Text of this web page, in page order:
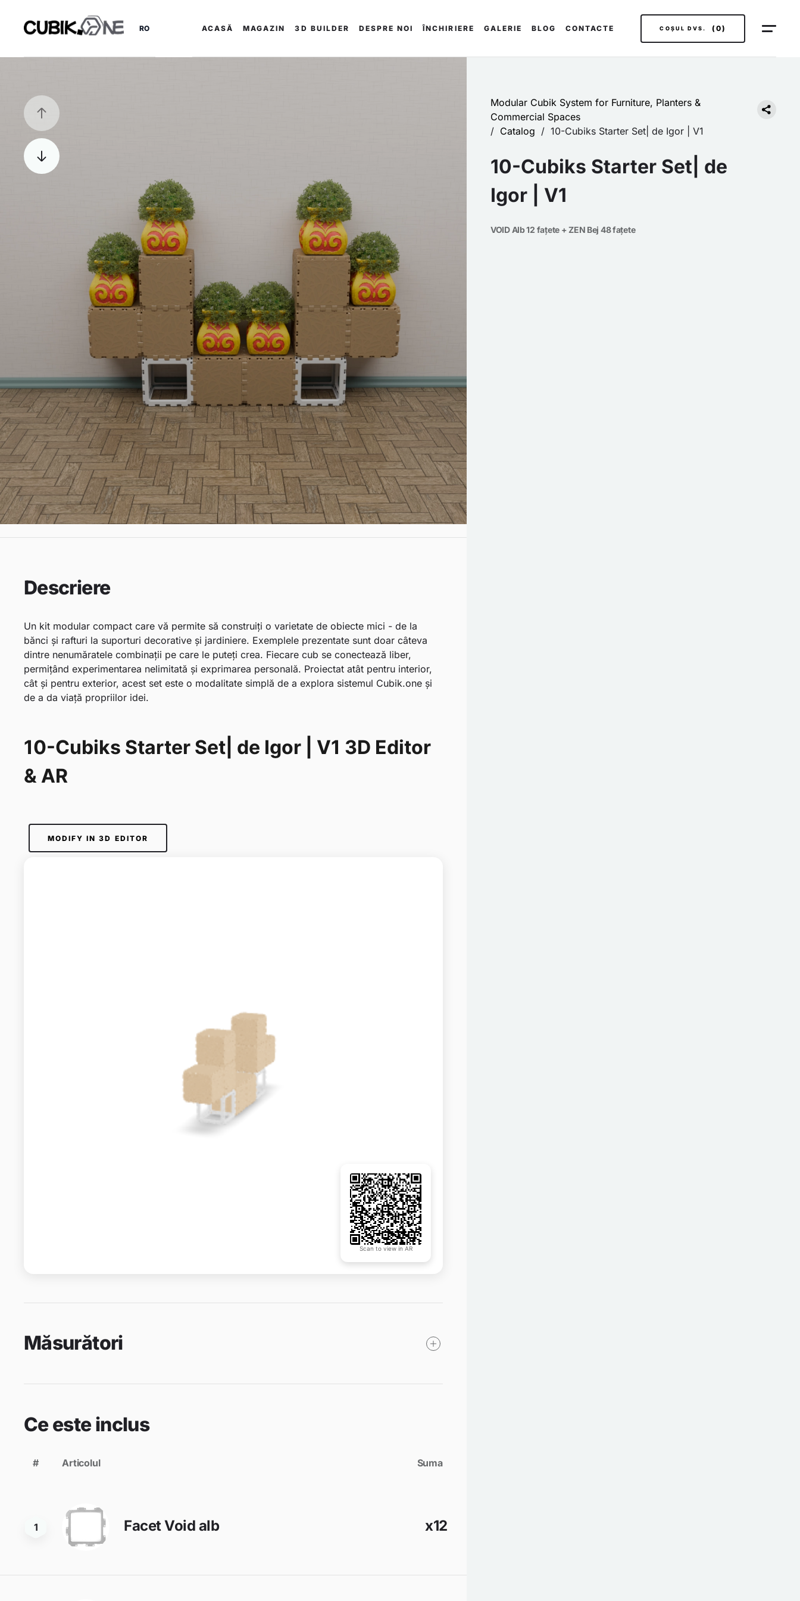
RO ACASĂ MAGAZIN 3D BUILDER DESPRE NOI ÎNCHIRIERE GALERIE BLOG CONTACTE COȘUL DVS. (0)
Descriere
Un kit modular compact care vă permite să construiți o varietate de obiecte mici - de la
bănci și rafturi la suporturi decorative și jardiniere. Exemplele prezentate sunt doar câteva
dintre nenumăratele combinații pe care le puteți crea. Fiecare cub se conectează liber,
permițând experimentarea nelimitată și exprimarea personală. Proiectat atât pentru interior,
cât și pentru exterior, acest set este o modalitate simplă de a explora sistemul Cubik.one și
de a da viață propriilor idei.
10-Cubiks Starter Set| de Igor | V1 3D Editor
& AR
MODIFY IN 3D EDITOR
Scan to view in AR
Măsurători
Ce este inclus
# Articolul Suma
1 Facet Void alb x12
Modular Cubik System for Furniture, Planters &
Commercial Spaces
/ Catalog / 10-Cubiks Starter Set| de Igor | V1
10-Cubiks Starter Set| de
Igor | V1
VOID Alb 12 fațete + ZEN Bej 48 fațete